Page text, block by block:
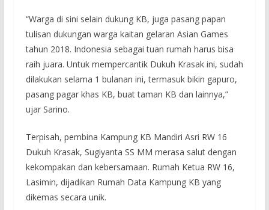
“Warga di sini selain dukung KB, juga pasang papan
tulisan dukungan warga kaitan gelaran Asian Games
tahun 2018. Indonesia sebagai tuan rumah harus bisa
raih juara. Untuk mempercantik Dukuh Krasak ini, sudah
dilakukan selama 1 bulanan ini, termasuk bikin gapuro,
pasang pagar khas KB, buat taman KB dan lainnya,”
ujar Sarino.
Terpisah, pembina Kampung KB Mandiri Asri RW 16
Dukuh Krasak, Sugiyanta SS MM merasa salut dengan
kekompakan dan kebersamaan. Rumah Ketua RW 16,
Lasimin, dijadikan Rumah Data Kampung KB yang
dikemas secara unik.